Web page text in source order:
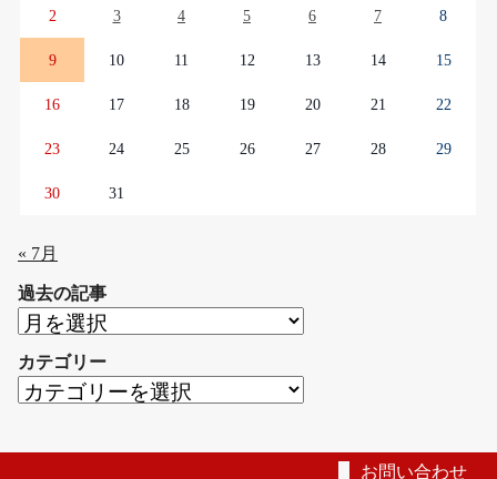
2 3 4 5 6 7 8
9 10 11 12 13 14 15
16 17 18 19 20 21 22
23 24 25 26 27 28 29
30 31
« 7月
過去の記事
過
の
記
カテゴリー
カ
お問い合わせ